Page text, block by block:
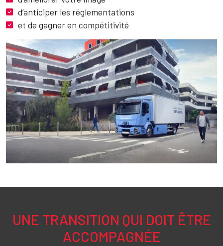
d’anticiper les réglementations
et de gagner en compétitivité
Image
Texte
UNE TRANSITION QUI DOIT ÊTRE
ACCOMPAGNÉE